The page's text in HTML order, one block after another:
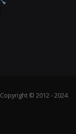
Copyright © 2012 - 2024